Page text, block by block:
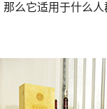
它适用于什么人